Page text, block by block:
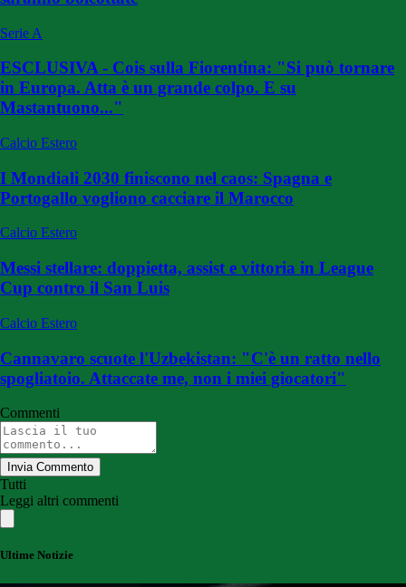
Serie A
ESCLUSIVA - Cois sulla Fiorentina: "Si può tornare
in Europa. Atta è un grande colpo. E su
Mastantuono..."
Calcio Estero
I Mondiali 2030 finiscono nel caos: Spagna e
Portogallo vogliono cacciare il Marocco
Calcio Estero
Messi stellare: doppietta, assist e vittoria in League
Cup contro il San Luis
Calcio Estero
Cannavaro scuote l'Uzbekistan: "C'è un ratto nello
spogliatoio. Attaccate me, non i miei giocatori"
Commenti
Invia Commento
Tutti
Leggi altri commenti
Ultime Notizie